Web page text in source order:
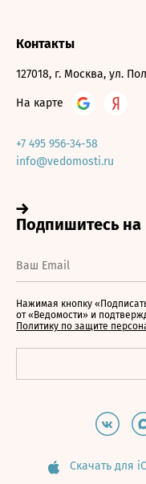
Контакты
127018, г. Москва, ул.
На карте
+7 495 956-34-58
info@vedomosti.ru
Нажимая кнопку
от «Ведомости» и
Политику по защите
Скачать для